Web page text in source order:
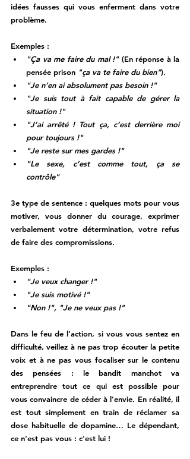
idées fausses qui vous enferment dans votre
problème.
Exemples :
"Ça va me faire du mal !" (En réponse à la
pensée prison "ça va te faire du bien").
"Je n’en ai absolument pas besoin !"
"Je suis tout à fait capable de gérer la
situation !"
"J’ai arrêté ! Tout ça, c’est derrière moi
pour toujours !"
"Je reste sur mes gardes !"
"Le sexe, c’est comme tout, ça se
contrôle"
3e type de sentence : quelques mots pour vous
motiver, vous donner du courage, exprimer
verbalement votre détermination, votre refus
de faire des compromissions.
Exemples :
"Je veux changer !"
"Je suis motivé !"
"Non !", "Je ne veux pas !"
Dans le feu de l’action, si vous vous sentez en
difficulté, veillez à ne pas trop écouter la petite
voix et à ne pas vous focaliser sur le contenu
des pensées : le bandit manchot va
entreprendre tout ce qui est possible pour
vous convaincre de céder à l’envie. En réalité, il
est tout simplement en train de réclamer sa
dose habituelle de dopamine… Le dépendant,
ce n'est pas vous : c'est lui !